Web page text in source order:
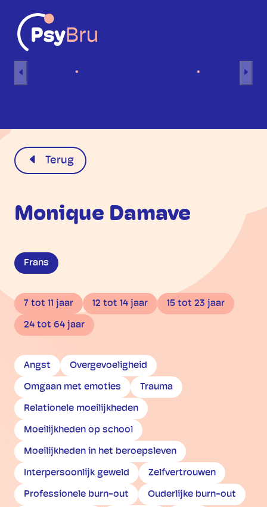
Terug
Monique Damave
Frans
7 tot 11 jaar 12 tot 14 jaar 15 tot 23 jaar
24 tot 64 jaar
Angst Overgevoeligheid
Omgaan met emoties Trauma
Relationele moeilijkheden
Moeilijkheden op school
Moeilijkheden in het beroepsleven
Interpersoonlijk geweld Zelfvertrouwen
Professionele burn-out Ouderlijke burn-out